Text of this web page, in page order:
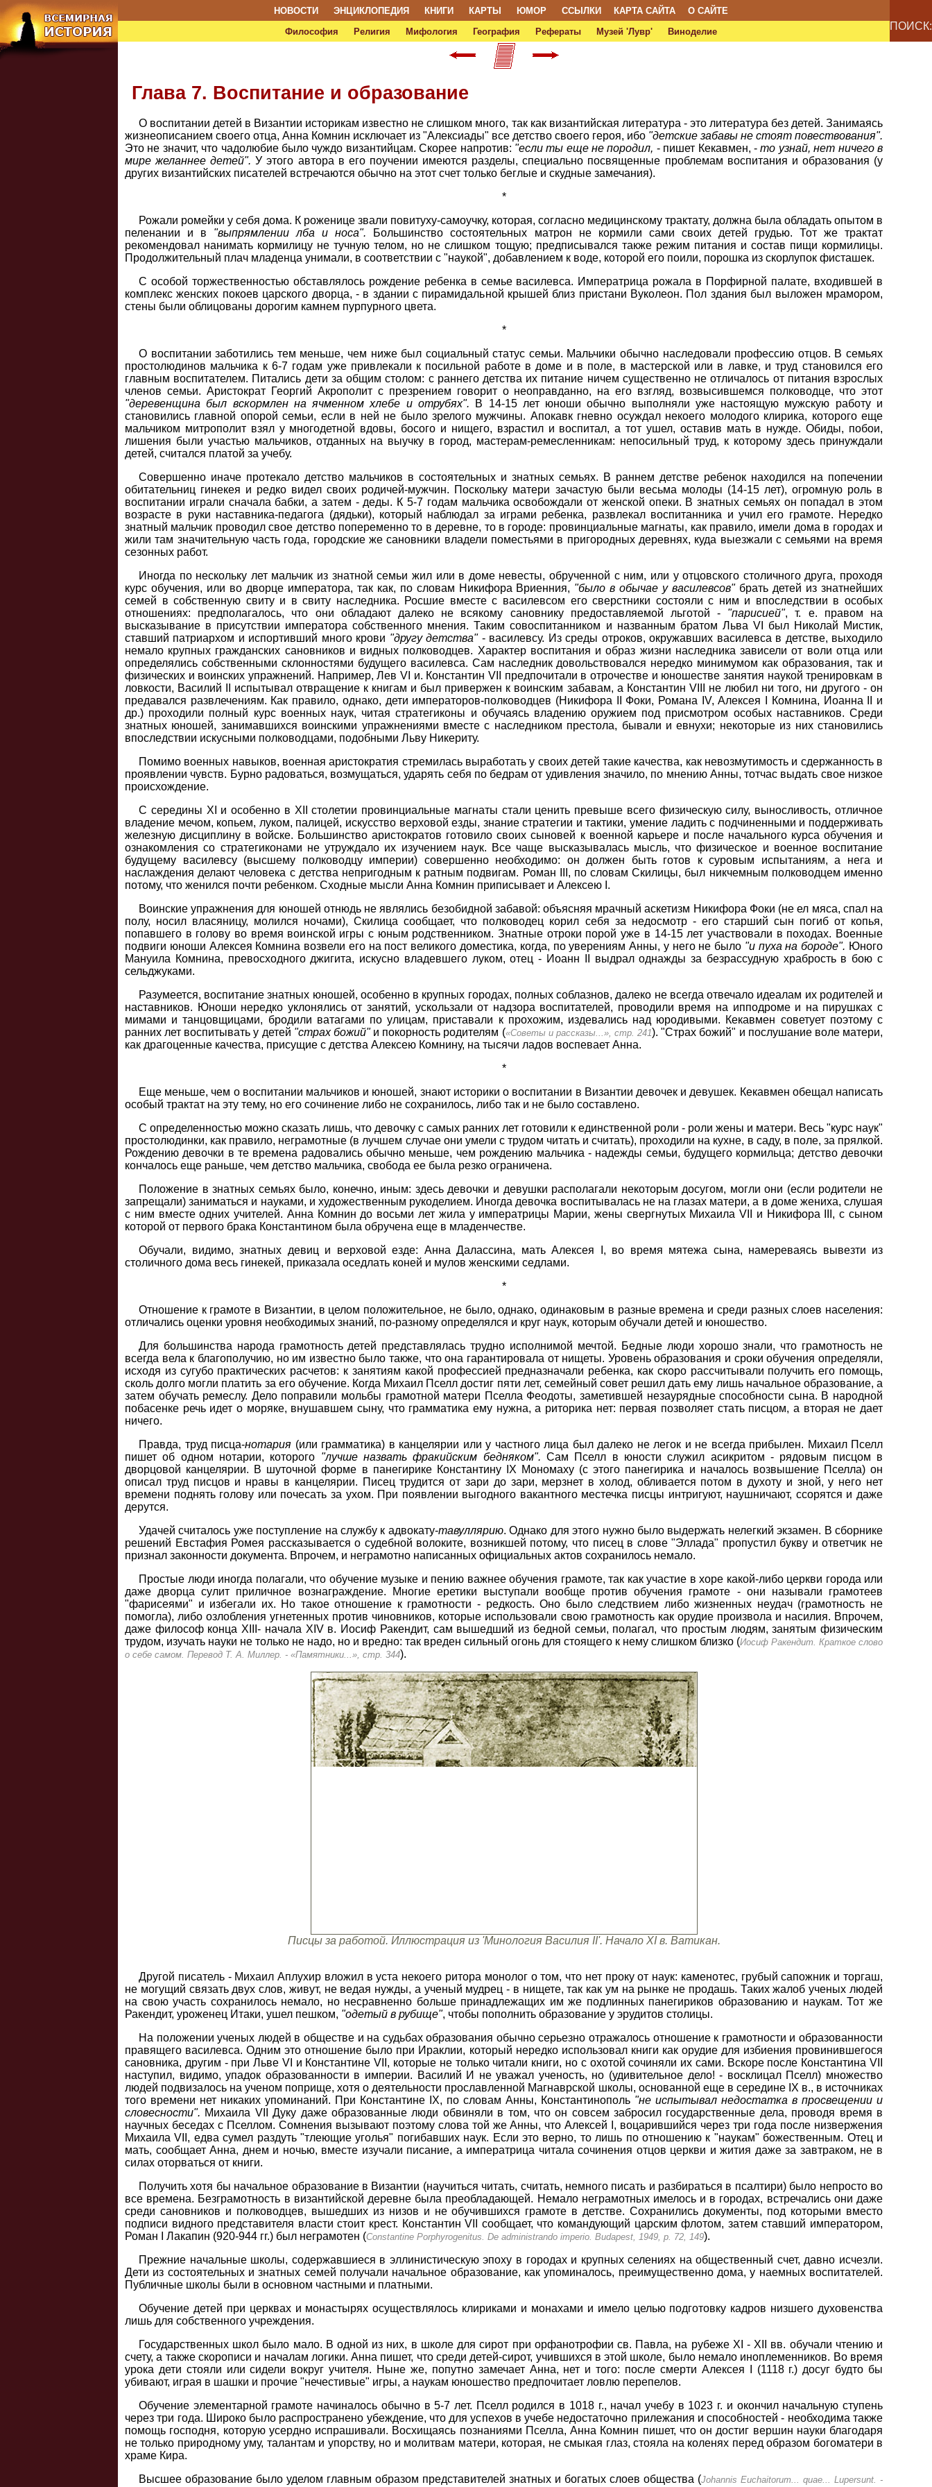
НОВОСТИ ЭНЦИКЛОПЕДИЯ КНИГИ КАРТЫ ЮМОР ССЫЛКИ КАРТА САЙТА
О САЙТЕ
Философия
Религия Мифология География Рефераты Музей 'Лувр' Виноделие ПОИСК:
Глава 7. Воспитание и образование
О воспитании детей в Византии историкам известно не слишком много, так как византийская литература - это литература без детей. Занимаясь
жизнеописанием своего отца, Анна Комнин исключает из "Алексиады" все детство своего героя, ибо "детские забавы не стоят повествования".
Это не значит, что чадолюбие было чуждо византийцам. Скорее напротив: "если ты еще не породил, - пишет Кекавмен, -то узнай, нет ничего в
мире желаннее детей".У этого автора в его поучении имеются разделы, специально посвященные проблемам воспитания и образования (у
других византийских писателей встречаются обычно на этот счет только беглые и скудные замечания).
*
Рожали ромейки у себя дома. К роженице звали повитуху-самоучку, которая, согласно медицинскому трактату, должна была обладать опытом в
пеленании и в "выпрямлении лба и носа". Большинство состоятельных матрон не кормили сами своих детей грудью. Тот же трактат
рекомендовал нанимать кормилицу не тучную телом, но не слишком тощую; предписывался также режим питания и состав пищи кормилицы.
Продолжительный плач младенца унимали, в соответствии с "наукой", добавлением к воде, которой его поили, порошка из скорлупок фисташек.
С особой торжественностью обставлялось рождение ребенка в семье василевса. Императрица рожала в Порфирной палате, входившей в
комплекс женских покоев царского дворца, - в здании с пирамидальной крышей близ пристани Вуколеон. Пол здания был выложен мрамором,
стены были облицованы дорогим камнем пурпурного цвета.
*
О воспитании заботились тем меньше, чем ниже был социальный статус семьи. Мальчики обычно наследовали профессию отцов. В семьях
простолюдинов мальчика к 6-7 годам уже привлекали к посильной работе в доме и в поле, в мастерской или в лавке, и труд становился его
главным воспитателем. Питались дети за общим столом: с раннего детства их питание ничем существенно не отличалось от питания взрослых
членов семьи. Аристократ Георгий Акрополит с презрением говорит о неоправданно, на его взгляд, возвысившемся полководце, что этот
"деревенщина был вскормлен на ячменном хлебе и отрубях".
В 14-15 лет юноши обычно выполняли уже настоящую мужскую работу и
становились главной опорой семьи, если в ней не было зрелого мужчины. Апокавк гневно осуждал некоего молодого клирика, которого еще
мальчиком митрополит взял у многодетной вдовы, босого и нищего, взрастил и воспитал, а тот ушел, оставив мать в нужде. Обиды, побои,
лишения были участью мальчиков, отданных на выучку в город, мастерам-ремесленникам: непосильный труд, к которому здесь принуждали
детей, считался платой за учебу.
Совершенно иначе протекало детство мальчиков в состоятельных и знатных семьях. В раннем детстве ребенок находился на попечении
обитательниц гинекея и редко видел своих родичей-мужчин. Поскольку матери зачастую были весьма молоды (14-15 лет), огромную роль в
воспитании играли сначала бабки, а затем - деды. К 5-7 годам мальчика освобождали от женской опеки. В знатных семьях он попадал в этом
возрасте в руки наставника-педагога (дядьки), который наблюдал за играми ребенка, развлекал воспитанника и учил его грамоте. Нередко
знатный мальчик проводил свое детство попеременно то в деревне, то в городе: провинциальные магнаты, как правило, имели дома в городах и
жили там значительную часть года, городские же сановники владели поместьями в пригородных деревнях, куда выезжали с семьями на время
сезонных работ.
Иногда по нескольку лет мальчик из знатной семьи жил или в доме невесты, обрученной с ним, или у отцовского столичного друга, проходя
курс обучения, или во дворце императора, так как, по словам Никифора Вриенния, "было в обычае у василевсов" брать детей из знатнейших
семей в собственную свиту и в свиту наследника. Росшие вместе с василевсом его сверстники состояли с ним и впоследствии в особых
отношениях: предполагалось, что они обладают далеко не всякому сановнику предоставляемой льготой - "парисией", т. е. правом на
высказывание в присутствии императора собственного мнения. Таким совоспитанником и названным братом Льва VI был Николай Мистик,
ставший патриархом и испортивший много крови "другу детства" - василевсу. Из среды отроков, окружавших василевса в детстве, выходило
немало крупных гражданских сановников и видных полководцев. Характер воспитания и образ жизни наследника зависели от воли отца или
определялись собственными склонностями будущего василевса. Сам наследник довольствовался нередко минимумом как образования, так и
физических и воинских упражнений. Например, Лев VI и. Константин VII предпочитали в отрочестве и юношестве занятия наукой тренировкам в
ловкости, Василий II испытывал отвращение к книгам и был привержен к воинским забавам, а Константин VIII не любил ни того, ни другого - он
предавался развлечениям. Как правило, однако, дети императоров-полководцев (Никифора II Фоки, Романа IV, Алексея I Комнина, Иоанна II и
др.) проходили полный курс военных наук, читая стратегиконы и обучаясь владению оружием под присмотром особых наставников. Среди
знатных юношей, занимавшихся воинскими упражнениями вместе с наследником престола, бывали и евнухи; некоторые из них становились
впоследствии искусными полководцами, подобными Льву Никериту.
Помимо военных навыков, военная аристократия стремилась выработать у своих детей такие качества, как невозмутимость и сдержанность в
проявлении чувств. Бурно радоваться, возмущаться, ударять себя по бедрам от удивления значило, по мнению Анны, тотчас выдать свое низкое
происхождение.
С середины XI и особенно в XII столетии провинциальные магнаты стали ценить превыше всего физическую силу, выносливость, отличное
владение мечом, копьем, луком, палицей, искусство верховой езды, знание стратегии и тактики, умение ладить с подчиненными и поддерживать
железную дисциплину в войске. Большинство аристократов готовило своих сыновей к военной карьере и после начального курса обучения и
ознакомления со стратегиконами не утруждало их изучением наук. Все чаще высказывалась мысль, что физическое и военное воспитание
будущему василевсу (высшему полководцу империи) совершенно необходимо: он должен быть готов к суровым испытаниям, а нега и
наслаждения делают человека с детства непригодным к ратным подвигам. Роман III, по словам Скилицы, был никчемным полководцем именно
потому, что женился почти ребенком. Сходные мысли Анна Комнин приписывает и Алексею I.
Воинские упражнения для юношей отнюдь не являлись безобидной забавой: объясняя мрачный аскетизм Никифора Фоки (не ел мяса, спал на
полу, носил власяницу, молился ночами), Скилица сообщает, что полководец корил себя за недосмотр - его старший сын погиб от копья,
попавшего в голову во время воинской игры с юным родственником. Знатные отроки порой уже в 14-15 лет участвовали в походах. Военные
подвиги юноши Алексея Комнина возвели его на пост великого доместика, когда, по уверениям Анны, у него не было "и пуха на бороде". Юного
Мануила Комнина, превосходного джигита, искусно владевшего луком, отец - Иоанн II выдрал однажды за безрассудную храбрость в бою с
сельджуками.
Разумеется, воспитание знатных юношей, особенно в крупных городах, полных соблазнов, далеко не всегда отвечало идеалам их родителей и
наставников. Юноши нередко уклонялись от занятий, ускользали от надзора воспитателей, проводили время на ипподроме и на пирушках с
мимами и танцовщицами, бродили ватагами по улицам, приставали к прохожим, издевались над юродивыми. Кекавмен советует поэтому с
ранних лет воспитывать у детей "страх божий" и покорность родителям («Советы и рассказы...», стр. 241). "Страх божий" и послушание воле матери,
как драгоценные качества, присущие с детства Алексею Комнину, на тысячи ладов воспевает Анна.
*
Еще меньше, чем о воспитании мальчиков и юношей, знают историки о воспитании в Византии девочек и девушек. Кекавмен обещал написать
особый трактат на эту тему, но его сочинение либо не сохранилось, либо так и не было составлено.
С определенностью можно сказать лишь, что девочку с самых ранних лет готовили к единственной роли - роли жены и матери. Весь "курс наук"
простолюдинки, как правило, неграмотные (в лучшем случае они умели с трудом читать и считать), проходили на кухне, в саду, в поле, за прялкой.
Рождению девочки в те времена радовались обычно меньше, чем рождению мальчика - надежды семьи, будущего кормильца; детство девочки
кончалось еще раньше, чем детство мальчика, свобода ее была резко ограничена.
Положение в знатных семьях было, конечно, иным: здесь девочки и девушки располагали некоторым досугом, могли они (если родители не
запрещали) заниматься и науками, и художественным рукоделием. Иногда девочка воспитывалась не на глазах матери, а в доме жениха, слушая
с ним вместе одних учителей. Анна Комнин до восьми лет жила у императрицы Марии, жены свергнутых Михаила VII и Никифора III, с сыном
которой от первого брака Константином была обручена еще в младенчестве.
Обучали, видимо, знатных девиц и верховой езде: Анна Далассина, мать Алексея I, во время мятежа сына, намереваясь вывезти из
столичного дома весь гинекей, приказала оседлать коней и мулов женскими седлами.
*
Отношение к грамоте в Византии, в целом положительное, не было, однако, одинаковым в разные времена и среди разных слоев населения:
отличались оценки уровня необходимых знаний, по-разному определялся и круг наук, которым обучали детей и юношество.
Для большинства народа грамотность детей представлялась трудно исполнимой мечтой. Бедные люди хорошо знали, что грамотность не
всегда вела к благополучию, но им известно было также, что она гарантировала от нищеты. Уровень образования и сроки обучения определяли,
исходя из сугубо практических расчетов: к занятиям какой профессией предназначали ребенка, как скоро рассчитывали получить его помощь,
сколь долго могли платить за его обучение. Когда Михаил Пселл достиг пяти лет, семейный совет решил дать ему лишь начальное образование, а
затем обучать ремеслу. Дело поправили мольбы грамотной матери Пселла Феодоты, заметившей незаурядные способности сына. В народной
побасенке речь идет о моряке, внушавшем сыну, что грамматика ему нужна, а риторика нет: первая позволяет стать писцом, а вторая не дает
ничего.
Правда, труд писца-нотария (или грамматика) в канцелярии или у частного лица был далеко не легок и не всегда прибылен. Михаил Пселл
пишет об одном нотарии, которого "лучше назвать фракийским бедняком".Сам Пселл в юности служил асикритом - рядовым писцом в
дворцовой канцелярии. В шуточной форме в панегирике Константину IX Мономаху (с этого панегирика и началось возвышение Пселла) он
описал труд писцов и нравы в канцелярии. Писец трудится от зари до зари, мерзнет в холод, обливается потом в духоту и зной, у него нет
времени поднять голову или почесать за ухом. При появлении выгодного вакантного местечка писцы интригуют, наушничают, ссорятся и даже
дерутся.
Удачей считалось уже поступление на службу к адвокату-тавуллярию. Однако для этого нужно было выдержать нелегкий экзамен. В сборнике
решений Евстафия Ромея рассказывается о судебной волоките, возникшей потому, что писец в слове "Эллада" пропустил букву и ответчик не
признал законности документа. Впрочем, и неграмотно написанных официальных актов сохранилось немало.
Простые люди иногда полагали, что обучение музыке и пению важнее обучения грамоте, так как участие в хоре какой-либо церкви города или
даже дворца сулит приличное вознаграждение. Многие еретики выступали вообще против обучения грамоте - они называли грамотеев
"фарисеями" и избегали их. Но такое отношение к грамотности - редкость. Оно было следствием либо жизненных неудач (грамотность не
помогла), либо озлобления угнетенных против чиновников, которые использовали свою грамотность как орудие произвола и насилия. Впрочем,
даже философ конца XIII- начала XIV в. Иосиф Ракендит, сам вышедший из бедной семьи, полагал, что простым людям, занятым физическим
трудом, изучать науки не только не надо, но и вредно: так вреден сильный огонь для стоящего к нему слишком близко (Иосиф Ракендит. Краткое слово
о себе самом. Перевод Т. А. Миллер. - «Памятники...», стр. 344).
Писцы за работой. Иллюстрация из 'Минология Василия II'. Начало XI в. Ватикан.
Другой писатель - Михаил Аплухир вложил в уста некоего ритора монолог о том, что нет проку от наук: каменотес, грубый сапожник и торгаш,
не могущий связать двух слов, живут, не ведая нужды, а ученый мудрец - в нищете, так как ум на рынке не продашь. Таких жалоб ученых людей
на свою участь сохранилось немало, но несравненно больше принадлежащих им же подлинных панегириков образованию и наукам. Тот же
Ракендит, уроженец Итаки, ушел пешком, "одетый в рубище", чтобы пополнить образование у эрудитов столицы.
На положении ученых людей в обществе и на судьбах образования обычно серьезно отражалось отношение к грамотности и образованности
правящего василевса. Одним это отношение было при Ираклии, который нередко использовал книги как орудие для избиения провинившегося
сановника, другим - при Льве VI и Константине VII, которые не только читали книги, но с охотой сочиняли их сами. Вскоре после Константина VII
наступил, видимо, упадок образованности в империи. Василий И не уважал ученость, но (удивительное дело! - восклицал Пселл) множество
людей подвизалось на ученом поприще, хотя о деятельности прославленной Магнаврской школы, основанной еще в середине IX в., в источниках
того времени нет никаких упоминаний. При Константине IX, по словам Анны, Константинополь "не испытывал недостатка в просвещении и
словесности". Михаила VII Дуку даже образованные люди обвиняли в том, что он совсем забросил государственные дела, проводя время в
научных беседах с Пселлом. Сомнения вызывают поэтому слова той же Анны, что Алексей I, воцарившийся через три года после низвержения
Михаила VII, едва сумел раздуть "тлеющие уголья" погибавших наук. Если это верно, то лишь по отношению к "наукам" божественным. Отец и
мать, сообщает Анна, днем и ночью, вместе изучали писание, а императрица читала сочинения отцов церкви и жития даже за завтраком, не в
силах оторваться от книги.
Получить хотя бы начальное образование в Византии (научиться читать, считать, немного писать и разбираться в псалтири) было непросто во
все времена. Безграмотность в византийской деревне была преобладающей. Немало неграмотных имелось и в городах, встречались они даже
среди сановников и полководцев, вышедших из низов и не обучившихся грамоте в детстве. Сохранились документы, под которыми вместо
подписи видного представителя власти стоит крест. Константин VII сообщает, что командующий царским флотом, затем ставший императором,
Роман I Лакапин (920-944 гг.) был неграмотен (Constantine Porphyrogenitus. De administrando imperio. Budapest, 1949, p. 72, 149).
Прежние начальные школы, содержавшиеся в эллинистическую эпоху в городах и крупных селениях на общественный счет, давно исчезли.
Дети из состоятельных и знатных семей получали начальное образование, как упоминалось, преимущественно дома, у наемных воспитателей.
Публичные школы были в основном частными и платными.
Обучение детей при церквах и монастырях осуществлялось клириками и монахами и имело целью подготовку кадров низшего духовенства
лишь для собственного учреждения.
Государственных школ было мало. В одной из них, в школе для сирот при орфанотрофии св. Павла, на рубеже XI - XII вв. обучали чтению и
счету, а также скорописи и началам логики. Анна пишет, что среди детей-сирот, учившихся в этой школе, было немало иноплеменников. Во время
урока дети стояли или сидели вокруг учителя. Ныне же, попутно замечает Анна, нет и того: после смерти Алексея I (1118 г.) досуг будто бы
убивают, играя в шашки и прочие "нечестивые" игры, а наукам юношество предпочитает ловлю перепелов.
Обучение элементарной грамоте начиналось обычно в 5-7 лет. Пселл родился в 1018 г., начал учебу в 1023 г. и окончил начальную ступень
через три года. Широко было распространено убеждение, что для успехов в учебе недостаточно прилежания и способностей - необходима также
помощь господня, которую усердно испрашивали. Восхищаясь познаниями Пселла, Анна Комнин пишет, что он достиг вершин науки благодаря
не только природному уму, талантам и упорству, но и молитвам матери, которая, не смыкая глаз, стояла на коленях перед образом богоматери в
храме Кира.
Высшее образование было уделом главным образом представителей знатных и богатых слоев общества (Johannis Euchaitorum... quae... Lupersunt. -